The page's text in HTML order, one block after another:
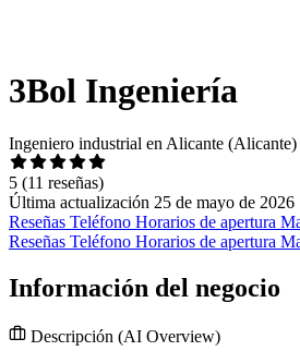
3Bol Ingeniería
Ingeniero industrial en Alicante (Alicante)
5 (11 reseñas)
Última actualización 25 de mayo de 2026
Reseñas Teléfono Horarios de apertura
Reseñas Teléfono Horarios de apertura
Información del negocio
Descripción (AI Overview)